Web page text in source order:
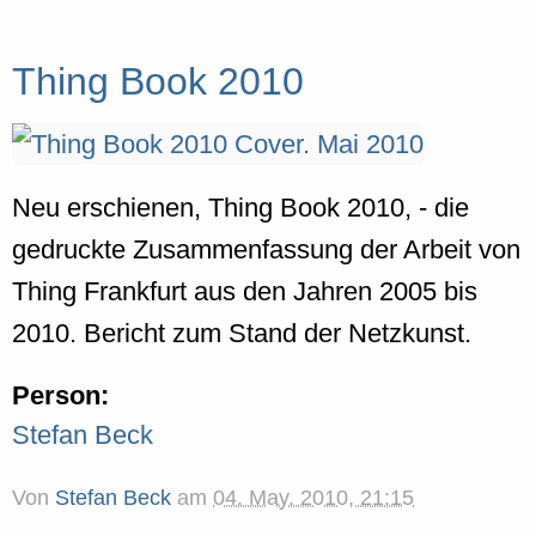
Thing Book 2010
Neu erschienen, Thing Book 2010, - die
gedruckte Zusammenfassung der Arbeit von
Thing Frankfurt aus den Jahren 2005 bis
2010. Bericht zum Stand der Netzkunst.
Person:
Stefan Beck
Von Stefan Beck am 04. May. 2010, 21:15